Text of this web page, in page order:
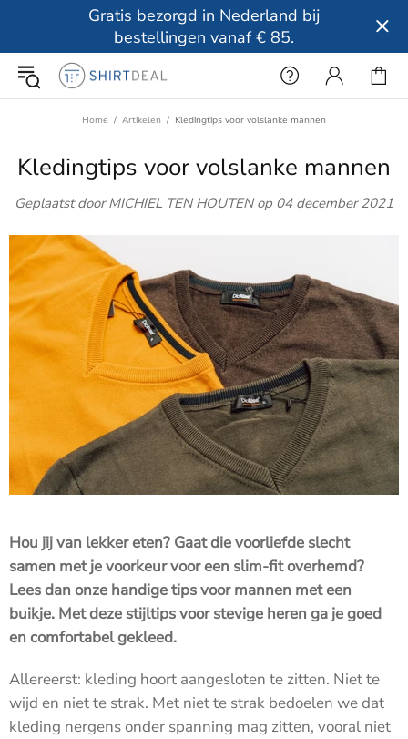
Gratis bezorgd in Nederland bij
bestellingen vanaf € 85.
Home Artikelen Kledingtips voor volslanke mannen
Kledingtips voor volslanke mannen
Geplaatst door MICHIEL TEN HOUTEN op 04 december 2021
Hou jij van lekker eten? Gaat die voorliefde slecht
samen met je voorkeur voor een slim-fit overhemd?
Lees dan onze handige tips voor mannen met een
buikje. Met deze stijltips voor stevige heren ga je goed
en comfortabel gekleed.
Allereerst: kleding hoort aangesloten te zitten. Niet te
wijd en niet te strak. Met niet te strak bedoelen we dat
kleding nergens onder spanning mag zitten, vooral niet